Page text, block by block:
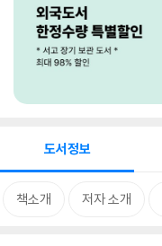
도서정보
책소개 저자 소개